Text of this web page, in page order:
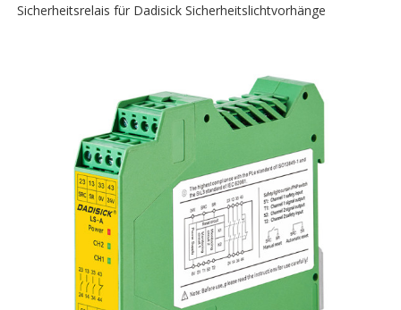
Sicherheitsrelais für Dadisick Sicherheitslichtvorhänge